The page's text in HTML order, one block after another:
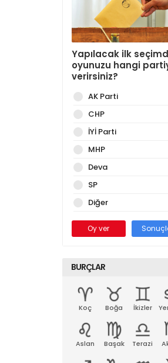
Yapılacak ilk
oyunuzu hangi
verirsiniz?
AK Parti
CHP
İYİ Parti
MHP
Deva
SP
Diğer
Oy ver
BURÇLAR
Koç Boğa İkizler
Aslan Başak Terazi